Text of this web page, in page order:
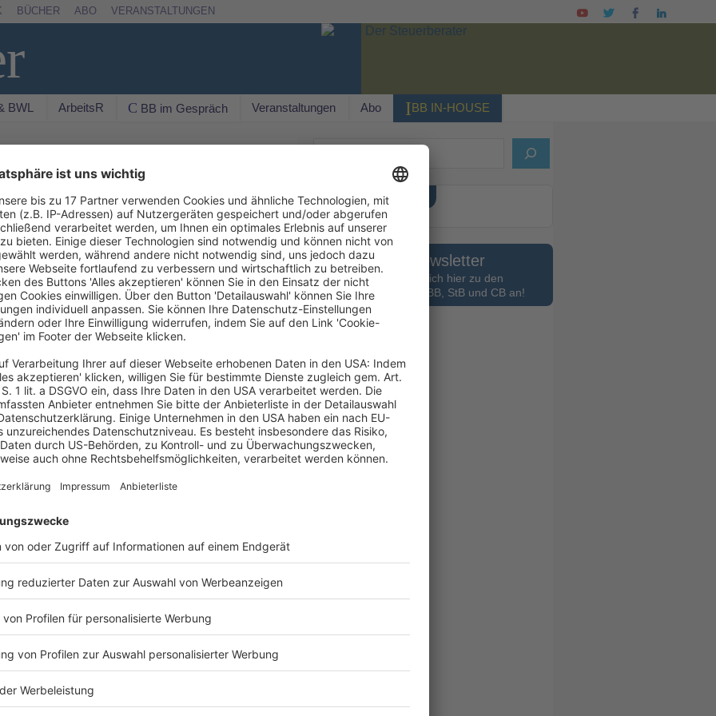
BÜCHER ABO VERANSTALTUNGEN
BWL ArbeitsR C BB im Gespräch Veranstaltungen Abo IBB IN-HOUSE
PM Nr. 2/2024, entschieden, dass ein
erhält, die im Entleiherbetrieb den
d/24, rkr., PM Nr. 2/2025 vom 9.7.2025). Damit
Die Klägerin wurde von ihrer Arbeitgeberin,
–, in einem Unternehmen der Metall- und
endete zum 31.7.2023. Der Arbeitsvertrag
Tarifverträge über Branchenzuschläge
(“TV IAP ME”). Die
von Equal Pay sowie des
im Betrieb der Entleiherin erhielten im
die Klägerin dagegen nicht. Sie macht nun
Für die erste Zahlung bestehe durch den
Klägerin und der Beklagten. Die Gleichstellung
der zweiten Zahlung könne die
verlangt werden, wenn deren
vor dem ersten Auszahlungszeitpunkt im
nach Beendigung des Arbeitsverhältnisses
ausgefüllte Fragenbogen der
darstellt. Die Klägerin habe auch nicht
der Entleiherin i. S. d.
§ 8 Abs. 1 S. 1
Klägerin einen Gesamtvergleich der
unterblieb. Sie könne die
beanspruchen. Die Auslegung des
(Januar – November 2024) der tariflichen
den Parteien bestanden haben müsse,
Suchen
AKTUELLES HEFT
Newsletter
Melden Sie sich hier zu den
Newslettern des BB, StB und CB an!